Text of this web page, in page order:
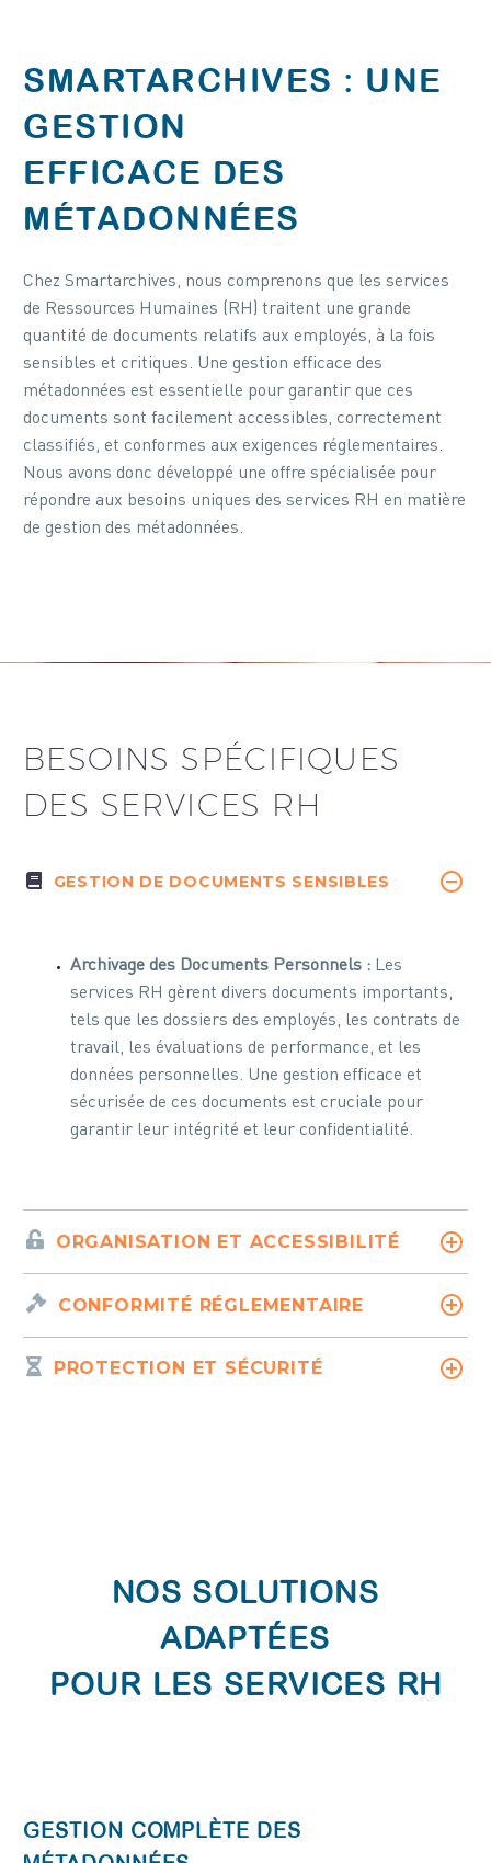
SMARTARCHIVES : UNE
GESTION
EFFICACE DES
MÉTADONNÉES
Chez Smartarchives, nous comprenons que les services
de Ressources Humaines (RH) traitent une grande
quantité de documents relatifs aux employés, à la fois
sensibles et critiques. Une gestion efficace des
métadonnées est essentielle pour garantir que ces
documents sont facilement accessibles, correctement
classifiés, et conformes aux exigences réglementaires.
Nous avons donc développé une offre spécialisée pour
répondre aux besoins uniques des services RH en matière
de gestion des métadonnées.
BESOINS SPÉCIFIQUES
DES SERVICES RH
GESTION DE DOCUMENTS SENSIBLES
Archivage des Documents Personnels : Les
services RH gèrent divers documents importants,
tels que les dossiers des employés, les contrats de
travail, les évaluations de performance, et les
données personnelles. Une gestion efficace et
sécurisée de ces documents est cruciale pour
garantir leur intégrité et leur confidentialité.
ORGANISATION ET ACCESSIBILITÉ
CONFORMITÉ RÉGLEMENTAIRE
PROTECTION ET SÉCURITÉ
NOS SOLUTIONS
ADAPTÉES
POUR LES SERVICES RH
GESTION COMPLÈTE DES